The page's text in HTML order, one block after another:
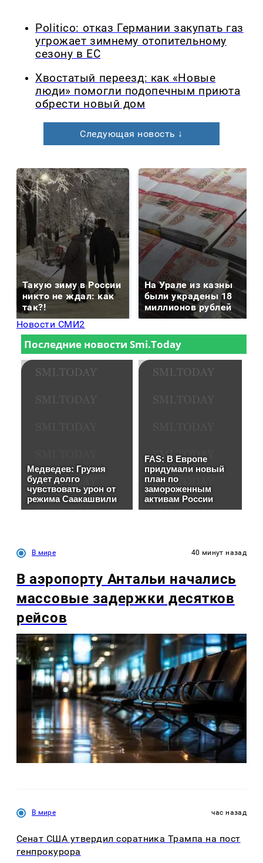
Politico: отказ Германии закупать газ
угрожает зимнему отопительному
сезону в ЕС
Хвостатый переезд: как «Новые
люди» помогли подопечным приюта
обрести новый дом
Следующая новость ↓
Такую зиму в России
никто не ждал: как
так?!
На Урале из казны
были украдены 18
миллионов рублей
Новости СМИ2
В мире 40 минут назад
В аэропорту Антальи начались
массовые задержки десятков
рейсов
В мире час назад
Сенат США утвердил соратника Трампа на пост
генпрокурора